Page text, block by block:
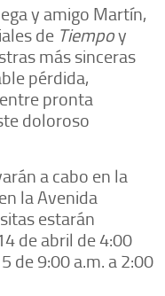
y amigo Martín,
de Tiempoy
más sinceras
pérdida,
pronta
doloroso
a cabo en la
la Avenida
estarán
de abril de 4:00
de 9:00 a.m. a 2:00